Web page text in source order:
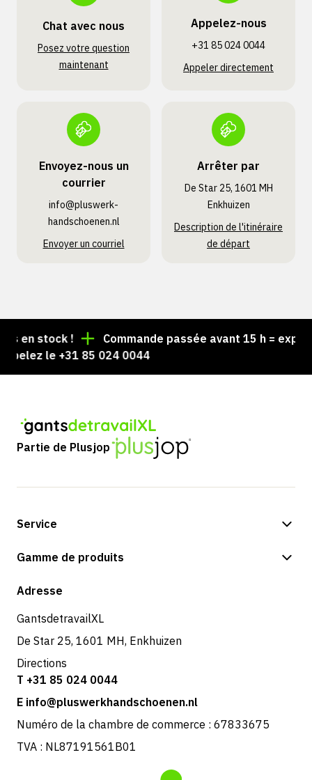
Chat avec nous
Posez votre question
maintenant
Appelez-nous
+31 85 024 0044
Appeler directement
Envoyez-nous un
courrier
info@pluswerk­
handschoenen.nl
Envoyer un courriel
Arrêter par
De Star 25, 1601 MH
Enkhuizen
Description de l'itinéraire
de départ
stock !
Commande passée avant 15 h =
le +31 85 024 0044
Partie de Plusjop
Service
Options de paiement
Retours et service
Gamme de produits
Boutique
Adresse
GantsdetravailXL
De Star 25, 1601 MH, Enkhuizen
Directions
T +31 85 024 0044
E info@pluswerkhandschoenen.nl
Numéro de la chambre de commerce : 67833675
TVA : NL87191561B01